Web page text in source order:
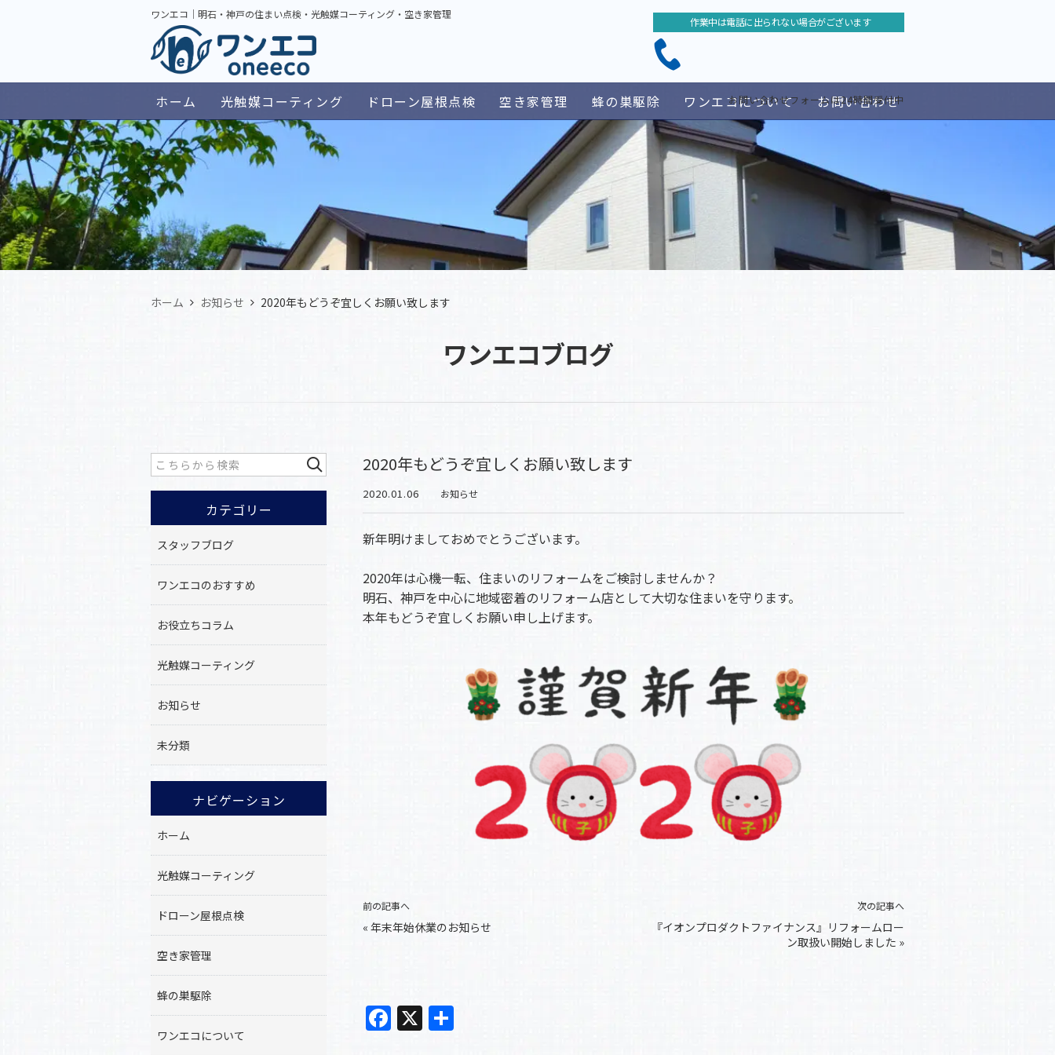
ワンエコ｜明石・神戸の住まい点検・光触媒コーティング・空き家管理
作業中は電話に出られない場合がございます
お問い合わせフォームは24時間受付中
ホーム 光触媒コーティング ドローン屋根点検 空き家管理 蜂の巣駆除 ワンエコについて お問い合わせ
ホーム お知らせ 2020年もどうぞ宜しくお願い致します
ワンエコブログ
2020年もどうぞ宜しくお願い致します
2020.01.06 お知らせ
新年明けましておめでとうございます。
2020年は心機一転、住まいのリフォームをご検討しませんか？
明石、神戸を中心に地域密着のリフォーム店として大切な住まいを守ります。
本年もどうぞ宜しくお願い申し上げます。
前の記事へ
« 年末年始休業のお知らせ
次の記事へ
『イオンプロダクトファイナンス』リフォームロー
ン取扱い開始しました »
F
a
X
カテゴリー
スタッフブログ
ワンエコのおすすめ
お役立ちコラム
光触媒コーティング
お知らせ
未分類
ナビゲーション
ホーム
光触媒コーティング
ドローン屋根点検
空き家管理
蜂の巣駆除
ワンエコについて